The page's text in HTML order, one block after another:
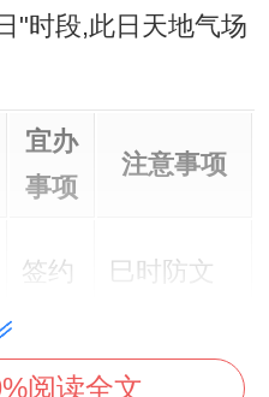
"时段,此日天地气场
宜办
事项
注意事项
签约
巳时防文
阅读全文